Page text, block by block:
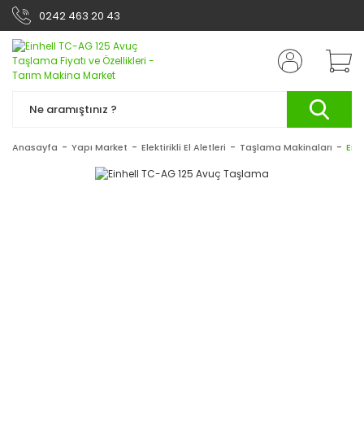
0242 463 20 43
Anasayfa Yapı Market Elektirikli El Aletleri Taşlama Makinaları